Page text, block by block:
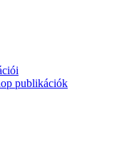
publikációk